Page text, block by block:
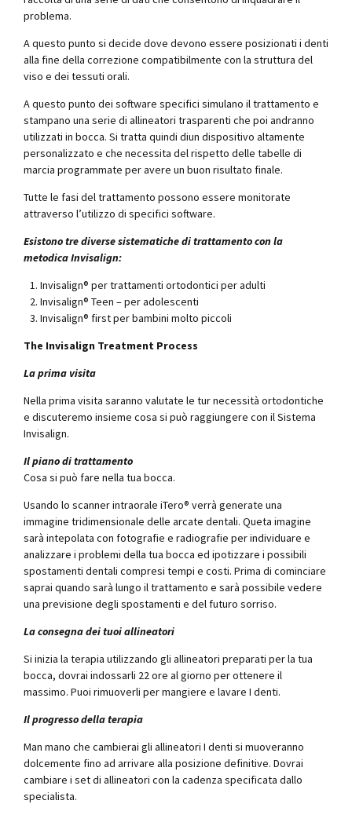
problema.
A questo punto si decide dove devono essere posizionati i denti
alla fine della correzione compatibilmente con la struttura del
viso e dei tessuti orali.
A questo punto dei software specifici simulano il trattamento e
stampano una serie di allineatori trasparenti che poi andranno
utilizzati in bocca. Si tratta quindi diun dispositivo altamente
personalizzato e che necessita del rispetto delle tabelle di
marcia programmate per avere un buon risultato finale.
Tutte le fasi del trattamento possono essere monitorate
attraverso l’utilizzo di specifici software.
Esistono tre diverse sistematiche di trattamento con la
metodica Invisalign:
Invisalign® per trattamenti ortodontici per adulti
Invisalign® Teen – per adolescenti
Invisalign® first per bambini molto piccoli
The Invisalign Treatment Process
La prima visita
Nella prima visita saranno valutate le tur necessità ortodontiche
e discuteremo insieme cosa si può raggiungere con il Sistema
Invisalign.
Il piano di trattamento
Cosa si può fare nella tua bocca.
Usando lo scanner intraorale iTero® verrà generate una
immagine tridimensionale delle arcate dentali. Queta imagine
sarà intepolata con fotografie e radiografie per individuare e
analizzare i problemi della tua bocca ed ipotizzare i possibili
spostamenti dentali compresi tempi e costi. Prima di cominciare
saprai quando sarà lungo il trattamento e sarà possibile vedere
una previsione degli spostamenti e del futuro sorriso.
La consegna dei tuoi allineatori
Si inizia la terapia utilizzando gli allineatori preparati per la tua
bocca, dovrai indossarli 22 ore al giorno per ottenere il
massimo. Puoi rimuoverli per mangiere e lavare I denti.
Il progresso della terapia
Man mano che cambierai gli allineatori I denti si muoveranno
dolcemente fino ad arrivare alla posizione definitive. Dovrai
cambiare i set di allineatori con la cadenza specificata dallo
specialista.